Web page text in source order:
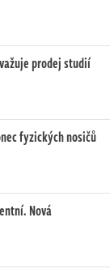
prodej studií
fyzických nosičů
Nová